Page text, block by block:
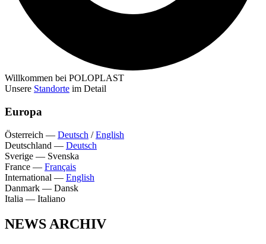
Willkommen bei POLOPLAST
Unsere Standorte im Detail
Europa
Österreich — Deutsch /English
Deutschland — Deutsch
Sverige — Svenska
France — Français
International — English
Danmark — Dansk
Italia — Italiano
NEWS ARCHIV